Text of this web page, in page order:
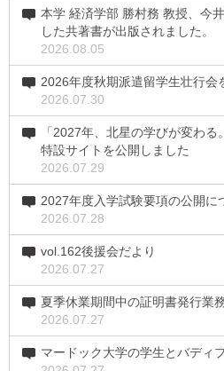
本学 経済学部 勝村務 教授、今
した共著書が出版されました。
2026.08.05
2026年度秋期派遣留学生壮行会
2026.07.30
「2027年、北星の学びが変わ
特設サイトを公開しました
2026.07.29
2027年度入学試験要項の公開に
2026.07.28
vol.162後援会だより
2026.07.27
夏季休業期間中の証明書発行業
2026.07.27
マードック大学の学生とバディ